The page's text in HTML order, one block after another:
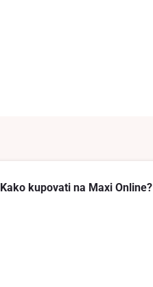
Kako kupovati na Maxi Online?